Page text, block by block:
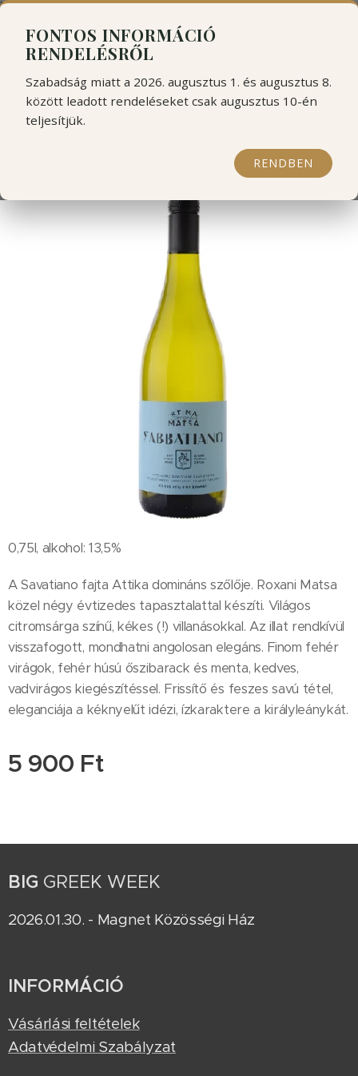
```html
FONTOS INFORMÁCIÓ
RENDELÉSRŐL
Szabadság miatt a 2026. augusztus 1. és augusztus 8.
között leadott rendeléseket csak augusztus 10-én
teljesítjük.
RENDBEN
Matsa Savatiano 2024
0,75l, alkohol: 13,5%
A Savatiano fajta Attika domináns szőlője. Roxani Matsa
közel négy évtizedes tapasztalattal készíti. Világos
citromsárga színű, kékes (!) villanásokkal. Az illat rendkívül
visszafogott, mondhatni angolosan elegáns. Finom fehér
virágok, fehér húsú őszibarack és menta, kedves,
vadvirágos kiegészítéssel. Frissítő és feszes savú tétel,
eleganciája a kéknyelűt idézi, ízkaraktere a királyleánykát.
5 900 Ft
BIG GREEK WEEK
2026.01.30. - Magnet Közösségi Ház
INFORMÁCIÓ
Vásárlási feltételek
Adatvédelmi Szabályzat